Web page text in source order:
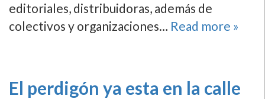
editoriales, distribuidoras, además de
colectivos y organizaciones… Read more »
El perdigón ya esta en la calle